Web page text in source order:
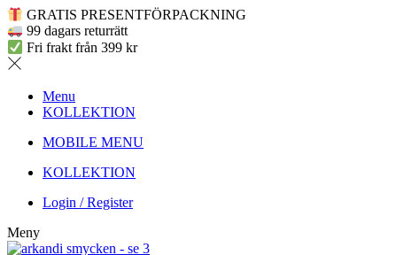
GRATIS PRESENTFÖRPACKNING
99 dagars returrätt
Fri frakt från 399 kr
Menu
KOLLEKTION
MOBILE MENU
KOLLEKTION
Login / Register
Meny